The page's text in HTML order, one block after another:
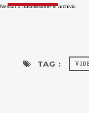
Nessuna trasmissione in archivio
TAG :